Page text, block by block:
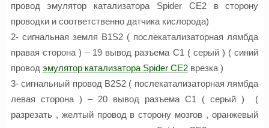
провод эмулятор катализатора Spider CE2 в сторону
проводки и соответственно датчика кислорода)
2- сигнальная земля B1S2 ( послекатализаторная лямбда
правая сторона ) – 19 вывод разъема С1 ( серый ) ( синий
провод эмулятор катализатора Spider CE2врезка )
3- сигнальный провод B2S2 ( послекатализаторная лямбда
левая сторона ) – 20 вывод разъема С1 ( серый ) (
разрезать , желтый провод в сторону мозгов , оранжевый